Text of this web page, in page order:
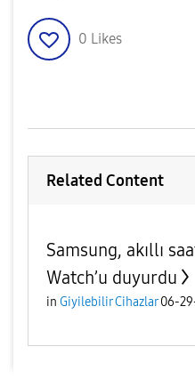
0 Likes
Related Content
Samsung, akıllı
Watch’u duyurdu
in Giyilebilir Cihazlar 06-